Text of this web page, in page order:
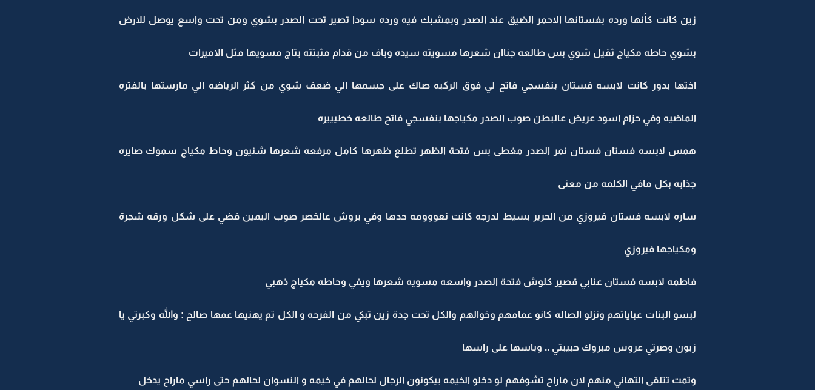
زين كانت كأنها ورده بفستانها الاحمر الضيق عند الصدر وبمشبك فيه ورده سودا تصير تحت الصدر بشوي ومن تحت واسع يوصل للارض
بشوي حاطه مكياج ثقيل شوي بس طالعه جناان شعرها مسويته سيده وباف من قدام مثبتته بتاج مسويها مثل الاميرات
اختها بدور كانت لابسه فستان بنفسجي فاتح لي فوق الركبه صاك على جسمها الي ضعف شوي من كثر الرياضه الي مارستها بالفتره
الماضيه وفي حزام اسود عريض عالبطن صوب الصدر مكياجها بنفسجي فاتح طالعه خطيييره
همس لابسه فستان فستان نمر الصدر مغطى بس فتحة الظهر تطلع ظهرها كامل مرفعه شعرها شنيون وحاط مكياج سموك صايره
جذابه بكل مافي الكلمه من معنى
ساره لابسه فستان فيروزي من الحرير بسيط لدرجه كانت نعووومه حدها وفي بروش عالخصر صوب اليمين فضي على شكل ورقه شجرة
ومكياجها فيروزي
فاطمه لابسه فستان عنابي قصير كلوش فتحة الصدر واسعه مسويه شعرها ويفي وحاطه مكياج ذهبي
لبسو البنات عباياتهم ونزلو الصاله كانو عمامهم وخوالهم والكل تحت جدة زين تبكي من الفرحه و الكل تم يهنيها عمها صالح : والله وكبرتي يا
زيون وصرتي عروس مبروك حبيبتي .. وباسها على راسها
وتمت تتلقى التهاني منهم لان ماراح تشوفهم لو دخلو الخيمه بيكونون الرجال لحالهم في خيمه و النسوان لحالهم حتى راسي ماراح يدخل